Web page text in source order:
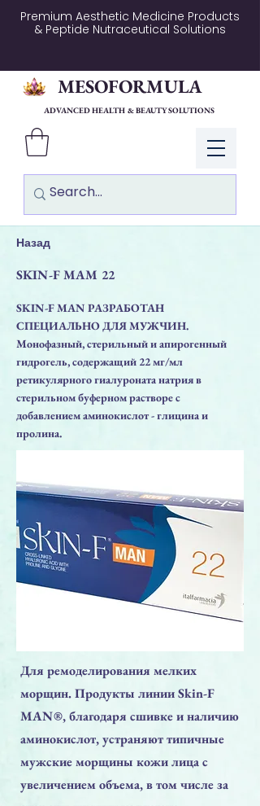
Premium Aesthetic Medicine Products
& Peptide Nutraceutical Solutions
Log In
MESOFORMULA
ADVANCED HEALTH & BEAUTY SOLUTIONS
Назад
SKIN-F MAM 22
SKIN-F MAN РАЗРАБОТАН
СПЕЦИАЛЬНО ДЛЯ МУЖЧИН.
Монофазный, стерильный и апирогенный
гидрогель, содержащий 22 мг/мл
ретикулярного гиалуроната натрия в
стерильном буферном растворе с
добавлением аминокислот - глицина и
пролина.
Для ремоделирования мелких
морщин. Продукты линии Skin-F
MAN®, благодаря сшивке и наличию
аминокислот, устраняют типичные
мужские морщины кожи лица с
увеличением объема, в том числе за